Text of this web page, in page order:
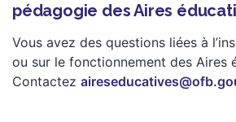
pédagogie des Aires
Vous avez des questions liées à
ou sur le fonctionnement des Aires
Contactez